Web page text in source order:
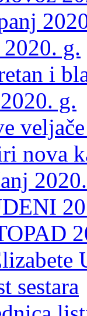
g.
i
g.
nova
sestara